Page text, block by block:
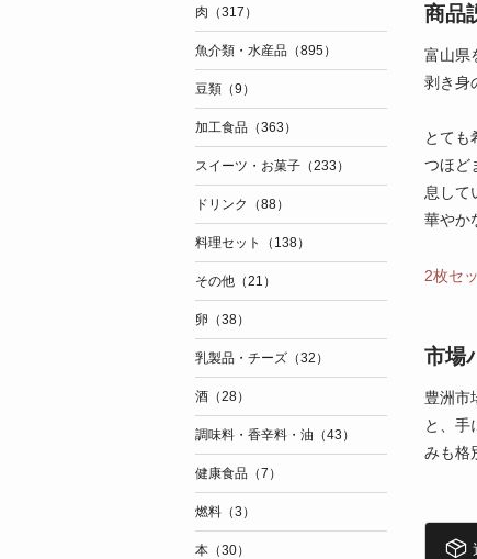
商品
富山県
剥き身
とても
つほど
息して
華やか
2枚セ
市場
豊洲市
と、手
みも格
肉（317）
魚介類・水産品（895）
豆類（9）
加工食品（363）
スイーツ・お菓子（233）
ドリンク（88）
料理セット（138）
その他（21）
卵（38）
乳製品・チーズ（32）
酒（28）
調味料・香辛料・油（43）
健康食品（7）
燃料（3）
本（30）